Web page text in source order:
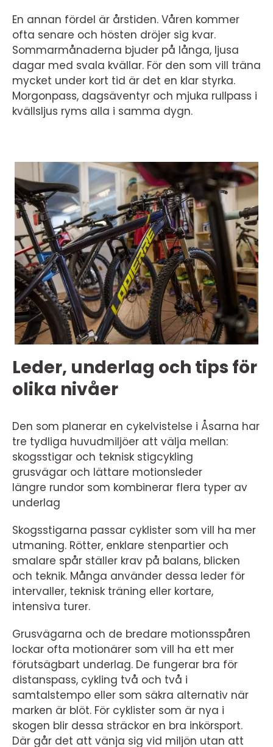
En annan fördel är årstiden. Våren kommer
ofta senare och hösten dröjer sig kvar.
Sommarmånaderna bjuder på långa, ljusa
dagar med svala kvällar. För den som vill träna
mycket under kort tid är det en klar styrka.
Morgonpass, dagsäventyr och mjuka rullpass i
kvällsljus ryms alla i samma dygn.
Leder, underlag och tips för
olika nivåer
Den som planerar en cykelvistelse i Åsarna har
tre tydliga huvudmiljöer att välja mellan:
skogsstigar och teknisk stigcykling
grusvägar och lättare motionsleder
längre rundor som kombinerar flera typer av
underlag
Skogsstigarna passar cyklister som vill ha mer
utmaning. Rötter, enklare stenpartier och
smalare spår ställer krav på balans, blicken
och teknik. Många använder dessa leder för
intervaller, teknisk träning eller kortare,
intensiva turer.
Grusvägarna och de bredare motionsspåren
lockar ofta motionärer som vill ha ett mer
förutsägbart underlag. De fungerar bra för
distanspass, cykling två och två i
samtalstempo eller som säkra alternativ när
marken är blöt. För cyklister som är nya i
skogen blir dessa sträckor en bra inkörsport.
Där går det att vänja sig vid miljön utan att